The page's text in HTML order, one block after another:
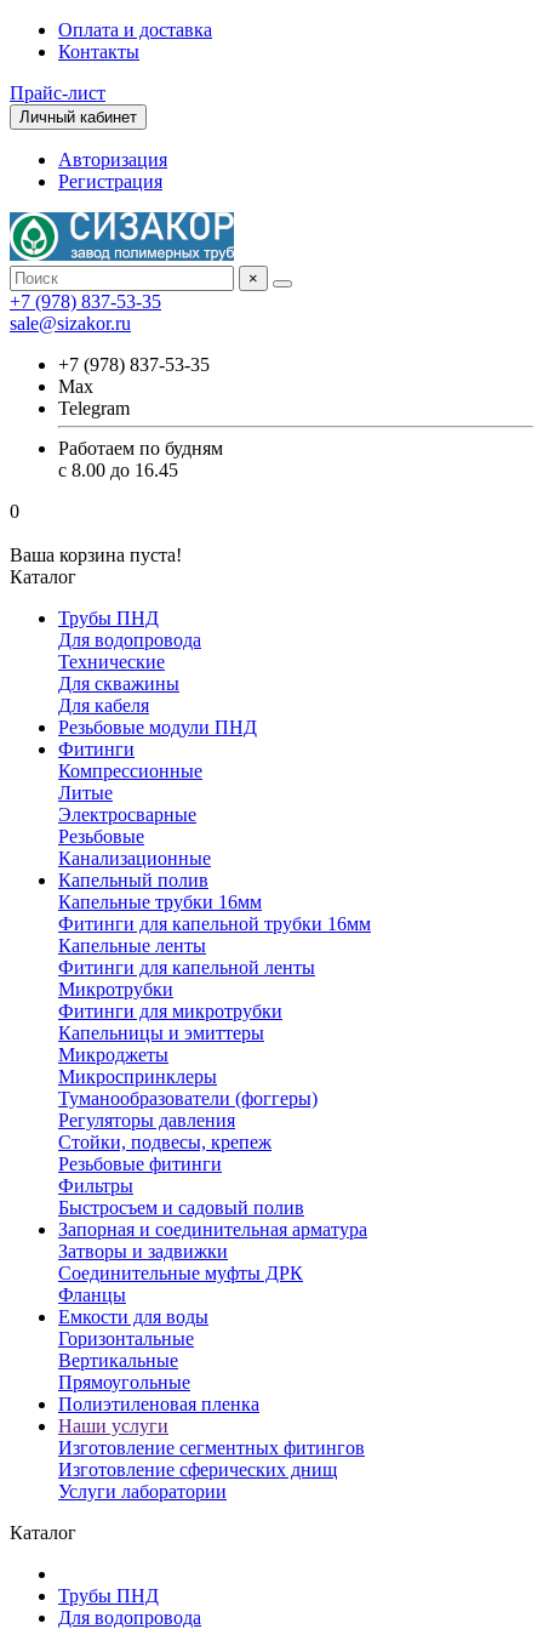
Оплата и доставка
Контакты
Прайс-лист
Личный кабинет
Авторизация
Регистрация
×
+7 (978) 837-53-35
sale@sizakor.ru
+7 (978) 837-53-35
Max
Telegram
Работаем по будням
с 8.00 до 16.45
0
Ваша корзина пуста!
Каталог
Трубы ПНД
Для водопровода
Технические
Для скважины
Для кабеля
Резьбовые модули ПНД
Фитинги
Компрессионные
Литые
Электросварные
Резьбовые
Канализационные
Капельный полив
Капельные трубки 16мм
Фитинги для капельной трубки 16мм
Капельные ленты
Фитинги для капельной ленты
Микротрубки
Фитинги для микротрубки
Капельницы и эмиттеры
Микроджеты
Микроспринклеры
Туманообразователи (фоггеры)
Регуляторы давления
Стойки, подвесы, крепеж
Резьбовые фитинги
Фильтры
Быстросъем и садовый полив
Запорная и соединительная арматура
Затворы и задвижки
Соединительные муфты ДРК
Фланцы
Емкости для воды
Горизонтальные
Вертикальные
Прямоугольные
Полиэтиленовая пленка
Наши услуги
Изготовление сегментных фитингов
Изготовление сферических днищ
Услуги лаборатории
Каталог
Трубы ПНД
Для водопровода